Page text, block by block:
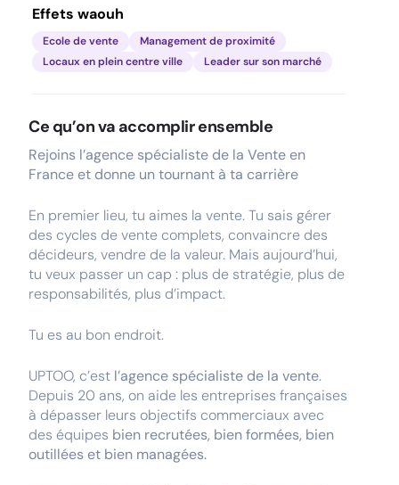
Effets waouh
Ecole de vente
Management de proximité
Locaux en plein centre ville
Leader sur son marché
Ce qu’on va accomplir ensemble
Rejoins l’agence spécialiste de la Vente en
France et donne un tournant à ta carrière
En premier lieu, tu aimes la vente. Tu sais gérer
des cycles de vente complets, convaincre des
décideurs, vendre de la valeur. Mais aujourd’hui,
tu veux passer un cap : plus de stratégie, plus de
responsabilités, plus d’impact.
Tu es au bon endroit.
UPTOO, c’est l’agence spécialiste de la vente.
Depuis 20 ans, on aide les entreprises françaises
à dépasser leurs objectifs commerciaux avec
des équipes bien recrutées, bien formées, bien
outillées et bien managées.